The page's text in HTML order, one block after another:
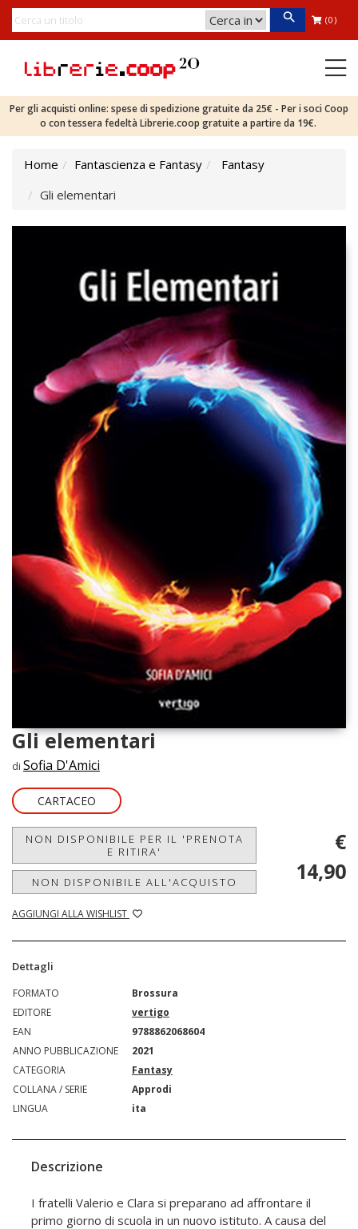
(0)
Per gli acquisti online: spese di spedizione gratuite da 25€ - Per i soci Coop
o con tessera fedeltà Librerie.coop gratuite a partire da 19€.
Home Fantascienza e Fantasy
Fantasy
Gli elementari
Gli elementari
di Sofia D'Amici
CARTACEO
NON DISPONIBILE PER IL 'PRENOTA
E RITIRA'
NON DISPONIBILE ALL'ACQUISTO
AGGIUNGI ALLA WISHLIST
€
14,90
Dettagli
FORMATO
Brossura
EDITORE
vertigo
EAN
9788862068604
ANNO PUBBLICAZIONE
2021
CATEGORIA
Fantasy
COLLANA / SERIE
Approdi
LINGUA
ita
Descrizione
I fratelli Valerio e Clara si preparano ad affrontare il
primo giorno di scuola in un nuovo istituto. A causa del